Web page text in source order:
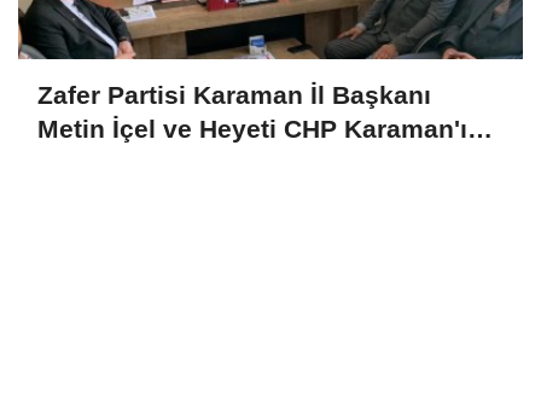
Zafer Partisi Karaman İl Başkanı
Metin İçel ve Heyeti CHP Karaman'ı